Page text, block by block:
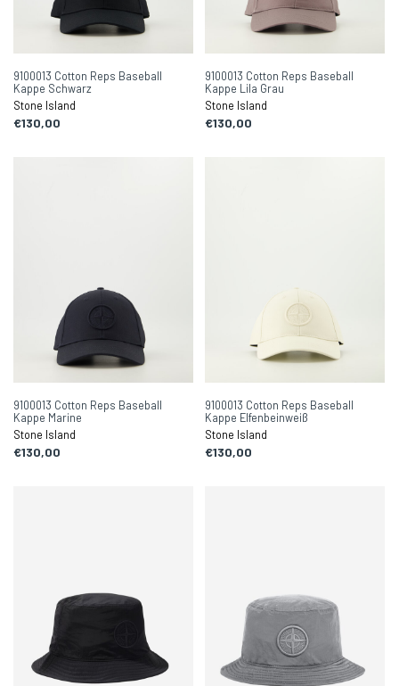
9100013 Cotton Reps Baseball
Kappe Schwarz
Stone Island
€130,00
9100013 Cotton Reps Baseball
Kappe Lila Grau
Stone Island
€130,00
9100013 Cotton Reps Baseball
Kappe Marine
Stone Island
€130,00
9100013 Cotton Reps Baseball
Kappe Elfenbeinweiß
Stone Island
€130,00